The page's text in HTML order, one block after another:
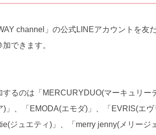
channel」の公式LINEアカウントを友
できます。
るのは「MERCURYDUO(マーキュリー
)」、「EMODA(エモダ)」、「EVRIS(エ
ジュエティ)」、「merry jenny(メリー